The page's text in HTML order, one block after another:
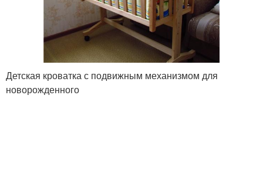
Детская кроватка с подвижным механизмом для
новорожденного